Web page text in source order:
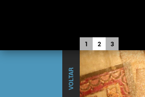
1 2 3
VOLTAR